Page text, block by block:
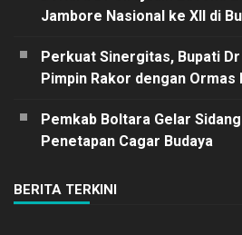
Jambore Nasional ke XII di
Perkuat Sinergitas, Bupati
Pimpin Rakor dengan
Pemkab Boltara Gelar
Penetapan Cagar Budaya
BERITA TERKINI